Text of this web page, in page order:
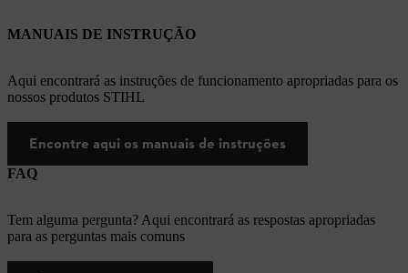
MANUAIS DE INSTRUÇÃO
Aqui encontrará as instruções de funcionamento apropriadas para os
nossos produtos STIHL
Encontre aqui os manuais de instruções
FAQ
Tem alguma pergunta? Aqui encontrará as respostas apropriadas
para as perguntas mais comuns